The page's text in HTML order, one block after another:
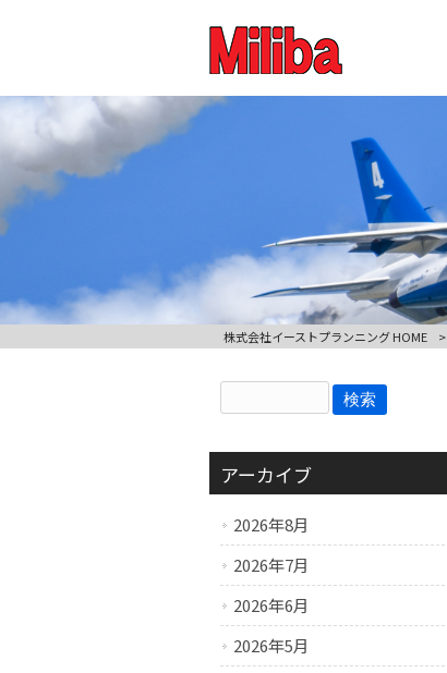
株式会社イーストプランニング HOME >
アーカイブ
2026年8月
2026年7月
2026年6月
2026年5月